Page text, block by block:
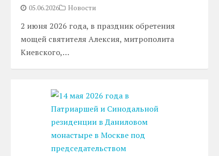
05.06.2026 Новости
2 июня 2026 года, в праздник обретения
мощей святителя Алексия, митрополита
Киевского,…